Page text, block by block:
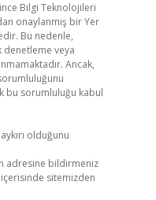
Bilgi Teknolojileri
onaylanmış bir Yer
Bu nedenle,
veya
Ancak,
bu sorumluluğu kabul
olduğunu
adresine bildirmeniz
sitemizden